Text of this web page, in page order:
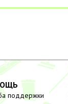
поддержки